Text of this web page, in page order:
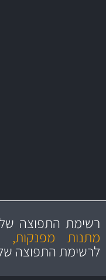
מקצועיות
ושירות מצויין
רשימת התפוצה של
מתנות מפנקות,
לרשימת התפוצה